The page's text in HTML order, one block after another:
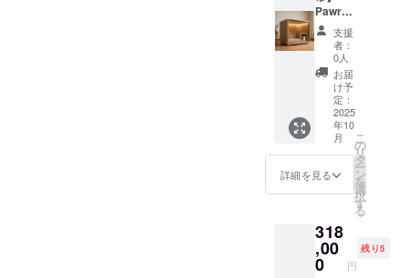
商品概
要につ
いて ・
商品サ
イズ/重
量：横
70cm×
50cm×
奥行き
55cm
40kg
・素
材：木
造部
分）、
防音吸
音材、
イズ：
7.5cm×
7.5cm
1. 本商
品の
メー
カー情
報 ・
メー
カー所
在地
（国）
： 日本
・製造
本 ・法
人名：
株式会
社
Pawrad
iseミニ
サイズ×
ステッ
カー ・
Pawrad
iseミニ
サイズ
とス
テッ
カーを
ご提供
しま
す。 ・
展開：
白, 黒，
グレー
・商品
支援
者：
0人
お届
け予
定：
2025
年10
月
詳細を見る
こ
の
リ
タ
ー
ン
を
選
択
す
る
318
,00
0 円
残り5